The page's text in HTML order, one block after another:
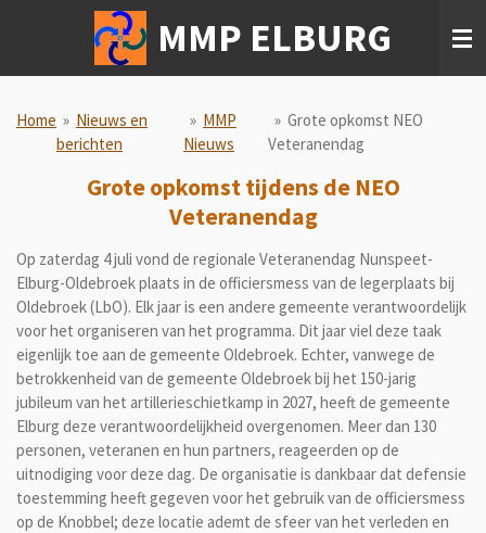
hoofdinhoud
MMP ELBURG
Home » Nieuws en
berichten
» MMP
Nieuws
» Grote opkomst NEO
Veteranendag
Grote opkomst tijdens de NEO
Veteranendag
Op zaterdag 4 juli vond de regionale Veteranendag Nunspeet-
Elburg-Oldebroek plaats in de officiersmess van de legerplaats bij
Oldebroek (LbO). Elk jaar is een andere gemeente verantwoordelijk
voor het organiseren van het programma. Dit jaar viel deze taak
eigenlijk toe aan de gemeente Oldebroek. Echter, vanwege de
betrokkenheid van de gemeente Oldebroek bij het 150-jarig
jubileum van het artillerieschietkamp in 2027, heeft de gemeente
Elburg deze verantwoordelijkheid overgenomen. Meer dan 130
personen, veteranen en hun partners, reageerden op de
uitnodiging voor deze dag. De organisatie is dankbaar dat defensie
toestemming heeft gegeven voor het gebruik van de officiersmess
op de Knobbel; deze locatie ademt de sfeer van het verleden en